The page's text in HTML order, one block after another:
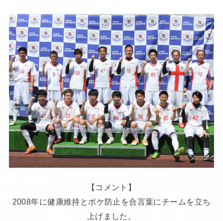
【コメント】
2008年に健康維持とボケ防止を合言葉にチームを立ち
上げました。